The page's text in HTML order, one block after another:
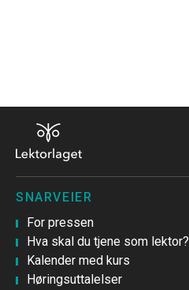
SNARVEIER
For pressen
Hva skal du tjene som lektor?
Kalender med kurs
Høringsuttalelser